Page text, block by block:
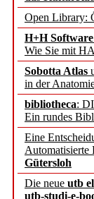
Open Library:
H+H
Wie Sie mit
Sobotta Atlas
in der
bibliotheca:
Ein rundes
Eine
Automatisierte
Gütersloh
Die neue utb
utb-studi-e-
und